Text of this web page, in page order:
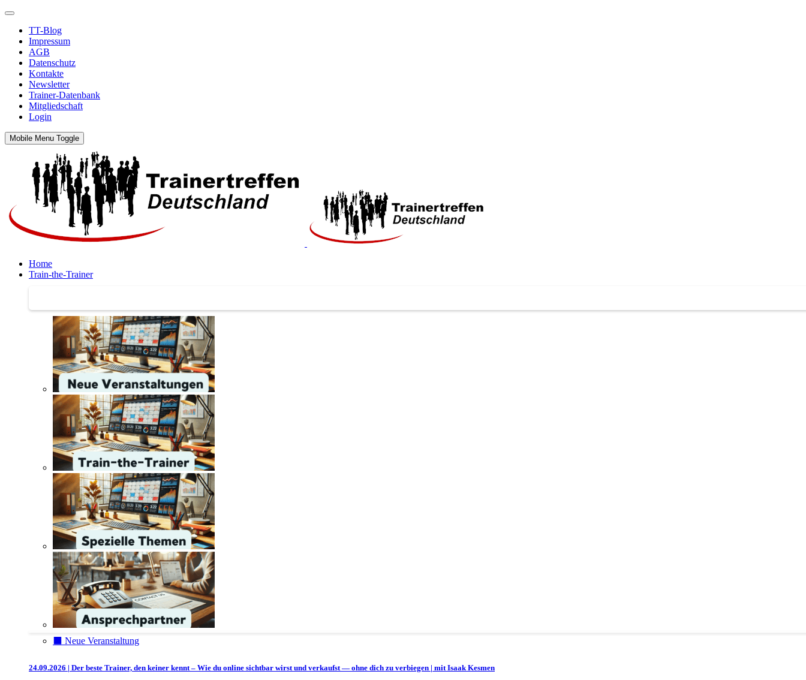
TT-Blog
Impressum
AGB
Datenschutz
Kontakte
Newsletter
Trainer-Datenbank
Mitgliedschaft
Login
Mobile Menu Toggle
Home
Train-the-Trainer
⬛️ Neue Veranstaltung
24.09.2026 | Der beste Trainer, den keiner kennt – Wie du online sichtbar wirst und verkaufst — ohne dich zu verbiegen | mit Isaak Kesmen